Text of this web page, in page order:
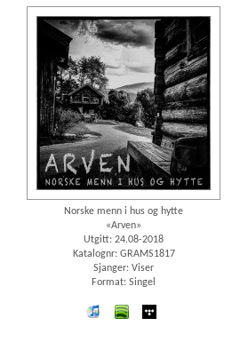
Norske menn i hus og hytte
«Arven»
Utgitt: 24.08-2018
Katalognr: GRAMS1817
Sjanger: Viser
Format: Singel
iTunes spotify